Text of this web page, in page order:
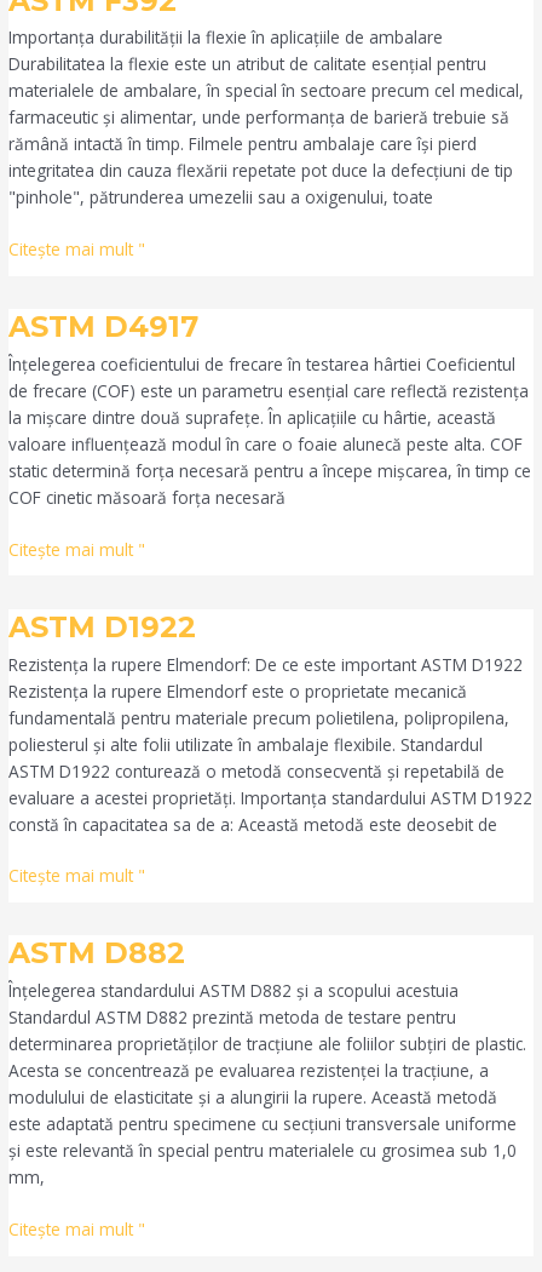
Importanța durabilității la flexie în aplicațiile de ambalare
Durabilitatea la flexie este un atribut de calitate esențial pentru
materialele de ambalare, în special în sectoare precum cel medical,
farmaceutic și alimentar, unde performanța de barieră trebuie să
rămână intactă în timp. Filmele pentru ambalaje care își pierd
integritatea din cauza flexării repetate pot duce la defecțiuni de tip
"pinhole", pătrunderea umezelii sau a oxigenului, toate
Citeşte mai mult "
ASTM D4917
Înțelegerea coeficientului de frecare în testarea hârtiei Coeficientul
de frecare (COF) este un parametru esențial care reflectă rezistența
la mișcare dintre două suprafețe. În aplicațiile cu hârtie, această
valoare influențează modul în care o foaie alunecă peste alta. COF
static determină forța necesară pentru a începe mișcarea, în timp ce
COF cinetic măsoară forța necesară
ASTM
Citeşte mai mult "
ASTM D1922
Rezistența la rupere Elmendorf: De ce este important ASTM D1922
Rezistența la rupere Elmendorf este o proprietate mecanică
fundamentală pentru materiale precum polietilena, polipropilena,
poliesterul și alte folii utilizate în ambalaje flexibile. Standardul
ASTM D1922 conturează o metodă consecventă și repetabilă de
evaluare a acestei proprietăți. Importanța standardului ASTM D1922
constă în capacitatea sa de a: Această metodă este deosebit de
ASTM
Citeşte mai mult "
ASTM D882
Înțelegerea standardului ASTM D882 și a scopului acestuia
Standardul ASTM D882 prezintă metoda de testare pentru
determinarea proprietăților de tracțiune ale foliilor subțiri de plastic.
Acesta se concentrează pe evaluarea rezistenței la tracțiune, a
modulului de elasticitate și a alungirii la rupere. Această metodă
este adaptată pentru specimene cu secțiuni transversale uniforme
și este relevantă în special pentru materialele cu grosimea sub 1,0
mm,
ASTM
Citeşte mai mult "